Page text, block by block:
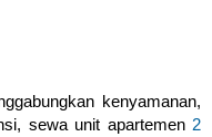
kenyamanan,
sewa unit apartemen 2